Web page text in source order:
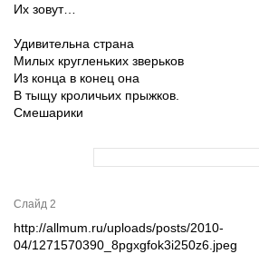
Их зовут…
Удивительна страна
Милых кругленьких зверьков
Из конца в конец она
В тыщу кроличьих прыжков.
Смешарики
Слайд 2
http://allmum.ru/uploads/posts/2010-
04/1271570390_8pgxgfok3i250z6.jpeg